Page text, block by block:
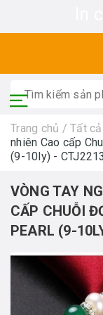
Trang chủ / Tất
nhiên Cao cấp
(9-10ly) - CTJ2213
VÒNG TAY
CẤP CHUỖI
PEARL (9-